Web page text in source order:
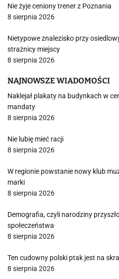
Nie żyje ceniony trener z Poznania
8 sierpnia 2026
Nietypowe znalezisko przy
strażnicy miejscy
8 sierpnia 2026
NAJNOWSZE WIADOMOŚCI
Naklejał plakaty na budynkach w
mandaty
8 sierpnia 2026
Nie lubię mieć racji
8 sierpnia 2026
W regionie powstanie nowy klub
marki
8 sierpnia 2026
Demografia, czyli narodziny
społeczeństwa
8 sierpnia 2026
Ten cudowny polski ptak jest na
8 sierpnia 2026